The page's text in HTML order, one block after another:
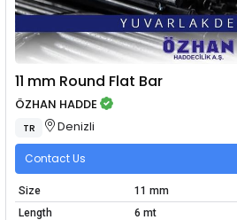
11 mm Round Flat Bar
ÖZHAN HADDE
TR Denizli
Contact Us
Size
11 mm
Length
6 mt